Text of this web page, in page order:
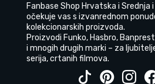
Fanbase Shop Hrvatska i Srednja
očekuje vas s izvanrednom
kolekcionarskih proizvoda.
Proizvodi Funko, Hasbro,
i mnogih drugih marki – za
serija, crtanih filmova.